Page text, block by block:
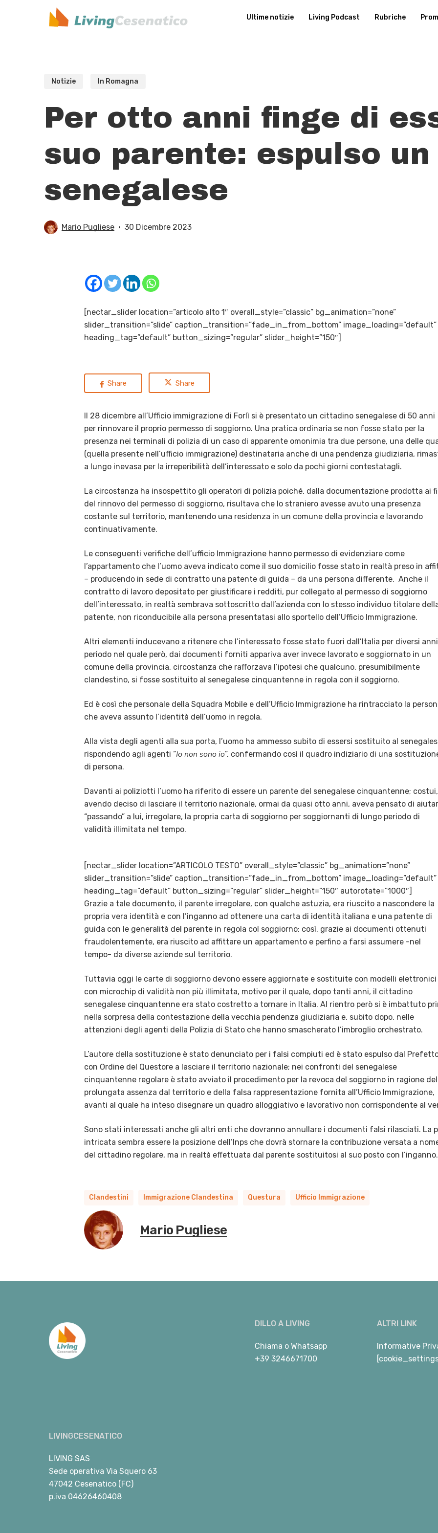
Ultime notizie Living Podcast Rubriche
Notizie In Romagna
Per otto anni finge di
suo parente: espulso un
senegalese
Mario Pugliese 30 Dicembre 2023
[nectar_slider location=”articolo alto 1″ overall_style=”classic” bg_animation=”none”
slider_transition=”slide” caption_transition=”fade_in_from_bottom” image_loading=”default”
heading_tag=”default” button_sizing=”regular” slider_height=”150″]
Share Share
Il 28 dicembre all’Ufficio immigrazione di Forlì si è presentato un cittadino senegalese di 50 anni
per rinnovare il proprio permesso di soggiorno. Una pratica ordinaria se non fosse stato per la
presenza nei terminali di polizia di un caso di apparente omonimia tra due persone, una delle
(quella presente nell’ufficio immigrazione) destinataria anche di una pendenza giudiziaria,
a lungo inevasa per la irreperibilità dell’interessato e solo da pochi giorni contestatagli.
La circostanza ha insospettito gli operatori di polizia poiché, dalla documentazione prodotta ai
del rinnovo del permesso di soggiorno, risultava che lo straniero avesse avuto una presenza
costante sul territorio, mantenendo una residenza in un comune della provincia e lavorando
continuativamente.
Le conseguenti verifiche dell’ufficio Immigrazione hanno permesso di evidenziare come
l’appartamento che l’uomo aveva indicato come il suo domicilio fosse stato in realtà preso in
– producendo in sede di contratto una patente di guida – da una persona differente. Anche il
contratto di lavoro depositato per giustificare i redditi, pur collegato al permesso di soggiorno
dell’interessato, in realtà sembrava sottoscritto dall’azienda con lo stesso individuo titolare
patente, non riconducibile alla persona presentatasi allo sportello dell’Ufficio Immigrazione.
Altri elementi inducevano a ritenere che l’interessato fosse stato fuori dall’Italia per diversi
periodo nel quale però, dai documenti forniti appariva aver invece lavorato e soggiornato in un
comune della provincia, circostanza che rafforzava l’ipotesi che qualcuno, presumibilmente
clandestino, si fosse sostituito al senegalese cinquantenne in regola con il soggiorno.
Ed è così che personale della Squadra Mobile e dell’Ufficio Immigrazione ha rintracciato la
che aveva assunto l’identità dell’uomo in regola.
Alla vista degli agenti alla sua porta, l’uomo ha ammesso subito di essersi sostituito al
rispondendo agli agenti “Io non sono io”, confermando così il quadro indiziario di una
di persona.
Davanti ai poliziotti l’uomo ha riferito di essere un parente del senegalese cinquantenne; costui,
avendo deciso di lasciare il territorio nazionale, ormai da quasi otto anni, aveva pensato di
“passando” a lui, irregolare, la propria carta di soggiorno per soggiornanti di lungo periodo di
validità illimitata nel tempo.
[nectar_slider location=”ARTICOLO TESTO” overall_style=”classic” bg_animation=”none”
slider_transition=”slide” caption_transition=”fade_in_from_bottom” image_loading=”default”
heading_tag=”default” button_sizing=”regular” slider_height=”150″ autorotate=”1000″]
Grazie a tale documento, il parente irregolare, con qualche astuzia, era riuscito a nascondere la
propria vera identità e con l’inganno ad ottenere una carta di identità italiana e una patente di
guida con le generalità del parente in regola col soggiorno; così, grazie ai documenti ottenuti
fraudolentemente, era riuscito ad affittare un appartamento e perfino a farsi assumere -nel
tempo- da diverse aziende sul territorio.
Tuttavia oggi le carte di soggiorno devono essere aggiornate e sostituite con modelli elettronici
con microchip di validità non più illimitata, motivo per il quale, dopo tanti anni, il cittadino
senegalese cinquantenne era stato costretto a tornare in Italia. Al rientro però si è imbattuto
nella sorpresa della contestazione della vecchia pendenza giudiziaria e, subito dopo, nelle
attenzioni degli agenti della Polizia di Stato che hanno smascherato l’imbroglio orchestrato.
L’autore della sostituzione è stato denunciato per i falsi compiuti ed è stato espulso dal
con Ordine del Questore a lasciare il territorio nazionale; nei confronti del senegalese
cinquantenne regolare è stato avviato il procedimento per la revoca del soggiorno in ragione
prolungata assenza dal territorio e della falsa rappresentazione fornita all’Ufficio Immigrazione,
avanti al quale ha inteso disegnare un quadro alloggiativo e lavorativo non corrispondente al
Sono stati interessati anche gli altri enti che dovranno annullare i documenti falsi rilasciati. La
intricata sembra essere la posizione dell’Inps che dovrà stornare la contribuzione versata a
del cittadino regolare, ma in realtà effettuata dal parente sostituitosi al suo posto con l’inganno.
Clandestini Immigrazione Clandestina Questura Ufficio Immigrazione
Mario Pugliese
LIVINGCESENATICO
LIVING SAS
Sede operativa Via Squero 63
47042 Cesenatico (FC)
p.iva 04626460408
DILLO A LIVING
Chiama o Whatsapp
+39 3246671700
ALTRI LINK
Informative